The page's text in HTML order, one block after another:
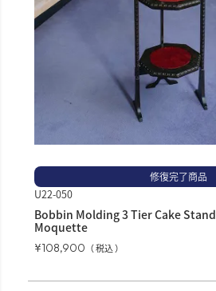
修復完了商品
U22-050
Bobbin Molding 3 Tier Cake
Moquette
¥108,900 税込